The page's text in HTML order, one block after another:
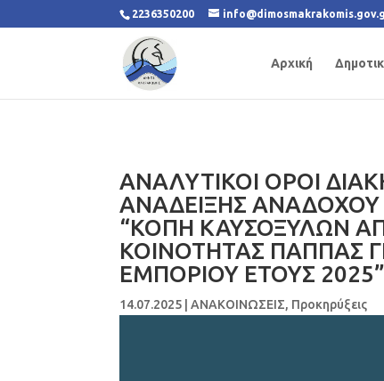
2236350200
Αρχική
ΑΝΑΛΥΤΙΚΟΙ OΡΟΙ
ΑΝΑΔΕΙΞΗΣ ΑΝΑΔΟΧΟΥ
“ΚΟΠΗ ΚΑΥΣΟΞΥΛΩΝ
ΚΟΙΝΟΤΗΤΑΣ ΠΑΠΠΑΣ
ΕΜΠΟΡΙΟΥ ΕΤΟΥΣ 2025”
14.07.2025 |ΑΝΑΚΟΙΝΩΣΕΙΣ, Προκηρύξεις